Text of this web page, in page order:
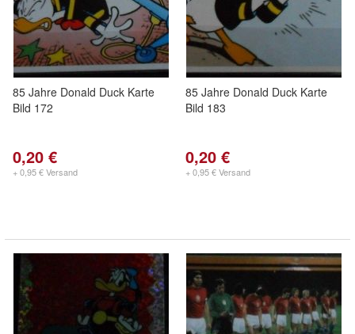
85 Jahre Donald Duck Karte
Bild 172
0,20 €
+ 0,95 € Versand
85 Jahre Donald Duck Karte
Bild 183
0,20 €
+ 0,95 € Versand